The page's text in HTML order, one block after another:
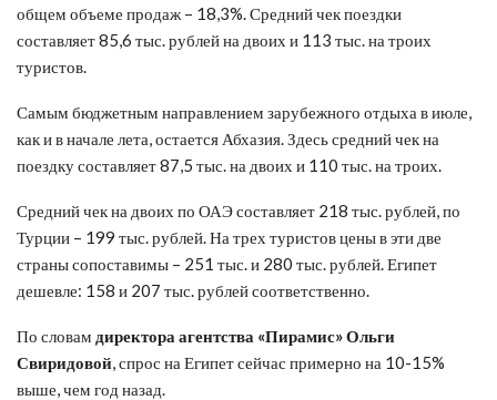
общем объеме продаж – 18,3%. Средний чек поездки
составляет 85,6 тыс. рублей на двоих и 113 тыс. на троих
туристов.
Самым бюджетным направлением зарубежного отдыха в июле,
как и в начале лета, остается Абхазия. Здесь средний чек на
поездку составляет 87,5 тыс. на двоих и 110 тыс. на троих.
Средний чек на двоих по ОАЭ составляет 218 тыс. рублей, по
Турции – 199 тыс. рублей. На трех туристов цены в эти две
страны сопоставимы – 251 тыс. и 280 тыс. рублей. Египет
дешевле: 158 и 207 тыс. рублей соответственно.
По словам директора агентства «Пирамис» Ольги
Свиридовой, спрос на Египет сейчас примерно на 10-15%
выше, чем год назад.